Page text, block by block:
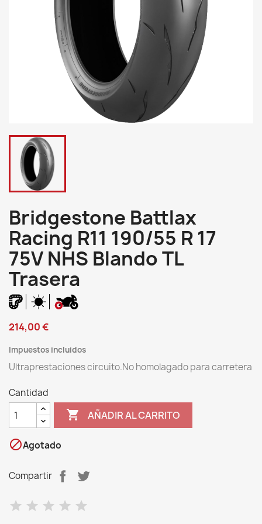
Bridgestone Battlax
Racing R11 190/55 R 17
75V NHS Blando TL
Trasera
214,00 €
Impuestos incluidos
Ultraprestaciones circuito.No homolagado para carretera
Cantidad
 AÑADIR AL CARRITO
Agotado
Compartir